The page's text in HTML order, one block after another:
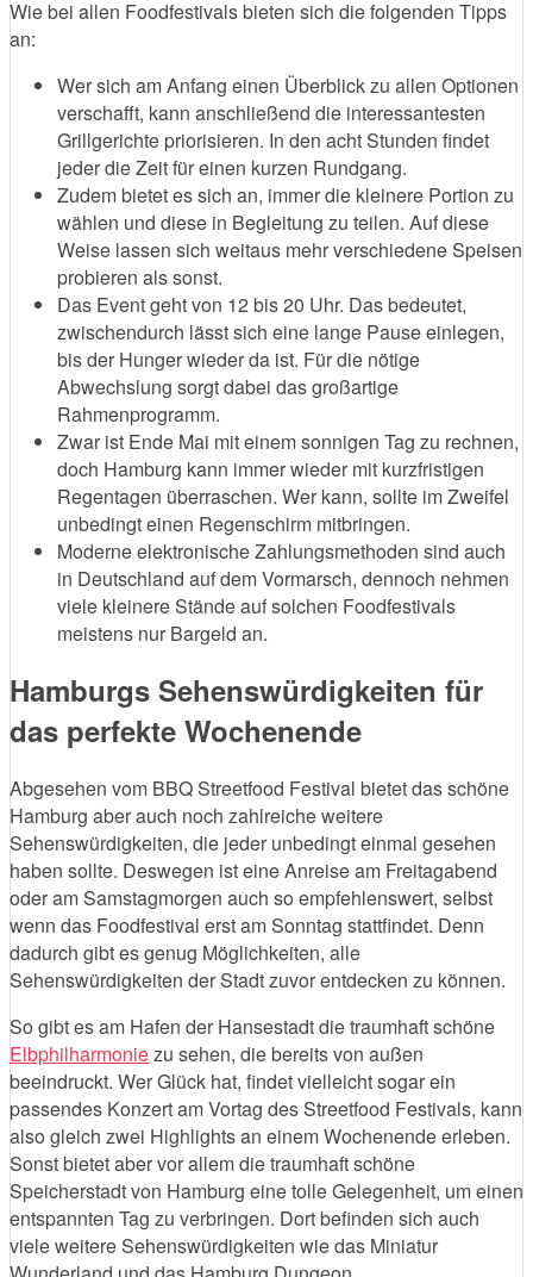
Wie bei allen Foodfestivals bieten sich die folgenden Tipps
an:
Wer sich am Anfang einen Überblick zu allen Optionen
verschafft, kann anschließend die interessantesten
Grillgerichte priorisieren. In den acht Stunden findet
jeder die Zeit für einen kurzen Rundgang.
Zudem bietet es sich an, immer die kleinere Portion zu
wählen und diese in Begleitung zu teilen. Auf diese
Weise lassen sich weitaus mehr verschiedene Speisen
probieren als sonst.
Das Event geht von 12 bis 20 Uhr. Das bedeutet,
zwischendurch lässt sich eine lange Pause einlegen,
bis der Hunger wieder da ist. Für die nötige
Abwechslung sorgt dabei das großartige
Rahmenprogramm.
Zwar ist Ende Mai mit einem sonnigen Tag zu rechnen,
doch Hamburg kann immer wieder mit kurzfristigen
Regentagen überraschen. Wer kann, sollte im Zweifel
unbedingt einen Regenschirm mitbringen.
Moderne elektronische Zahlungsmethoden sind auch
in Deutschland auf dem Vormarsch, dennoch nehmen
viele kleinere Stände auf solchen Foodfestivals
meistens nur Bargeld an.
Hamburgs Sehenswürdigkeiten für
das perfekte Wochenende
Abgesehen vom BBQ Streetfood Festival bietet das schöne
Hamburg aber auch noch zahlreiche weitere
Sehenswürdigkeiten, die jeder unbedingt einmal gesehen
haben sollte. Deswegen ist eine Anreise am Freitagabend
oder am Samstagmorgen auch so empfehlenswert, selbst
wenn das Foodfestival erst am Sonntag stattfindet. Denn
dadurch gibt es genug Möglichkeiten, alle
Sehenswürdigkeiten der Stadt zuvor entdecken zu können.
So gibt es am Hafen der Hansestadt die traumhaft schöne
Elbphilharmoniezu sehen, die bereits von außen
beeindruckt. Wer Glück hat, findet vielleicht sogar ein
passendes Konzert am Vortag des Streetfood Festivals, kann
also gleich zwei Highlights an einem Wochenende erleben.
Sonst bietet aber vor allem die traumhaft schöne
Speicherstadt von Hamburg eine tolle Gelegenheit, um einen
entspannten Tag zu verbringen. Dort befinden sich auch
viele weitere Sehenswürdigkeiten wie das Miniatur